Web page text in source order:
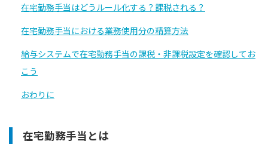
在宅勤務手当はどうルール化する？課税される？
在宅勤務手当における業務使用分の精算方法
給与システムで在宅勤務手当の課税・非課税設定を確認してお
こう
おわりに
在宅勤務手当とは